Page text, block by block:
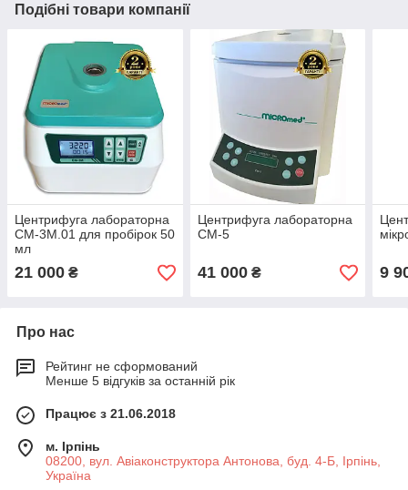
Подібні товари компанії
Центрифуга лабораторна
СМ-3М.01 для пробірок 50
мл
21 000 ₴
Центрифуга лабораторна
СМ-5
41 000₴ 9
Про нас
Рейтинг не сформований
Менше 5 відгуків за останній рік
Працює з 21.06.2018
м. Ірпінь
08200, вул. Авіаконструктора Антонова, буд. 4-Б, Ірпінь,
Україна